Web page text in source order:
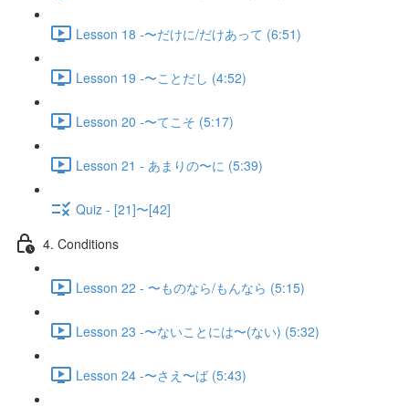
Lesson 18 -〜だけに/だけあって (6:51)
Lesson 19 -〜ことだし (4:52)
Lesson 20 -〜てこそ (5:17)
Lesson 21 - あまりの〜に (5:39)
Quiz - [21]〜[42]
4. Conditions
Lesson 22 - 〜ものなら/もんなら (5:15)
Lesson 23 -〜ないことには〜(ない) (5:32)
Lesson 24 -〜さえ〜ば (5:43)